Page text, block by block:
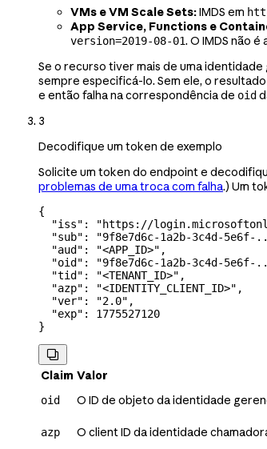
VMs e VM Scale Sets:IMDS em
App Service, Functions e
version=2019-08-01. O IMDS não
Se o recurso tiver mais de uma
sempre especificá-lo. Sem ele, o
e então falha na correspondência de oid
3
Decodifique um token de exemplo
Solicite um token do endpoint e
problemas de uma troca com falha.) Um
{
  "iss"
: "https://
  "sub"
: "9f8e7d6c-1a2b-3c4d-5e6f-
  "aud"
: "<APP_ID>" ,
  "oid"
: "9f8e7d6c-1a2b-3c4d-5e6f-
  "tid"
: "<TENANT_ID>" ,
  "azp"
: "<IDENTITY_CLIENT_ID>" ,
  "ver"
: "2.0" ,
  "exp"
: 1775527120
}

Claim Valor
oid O ID de objeto da identidade
azp O client ID da identidade